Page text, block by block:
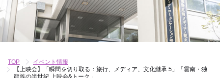
ボ
タ
ン
TOP
イベント情報
【上映会】「瞬間を切り取る：旅行、メディア、文化継承 5」「雲南・独
龍族の半世紀 上映会&トーク」